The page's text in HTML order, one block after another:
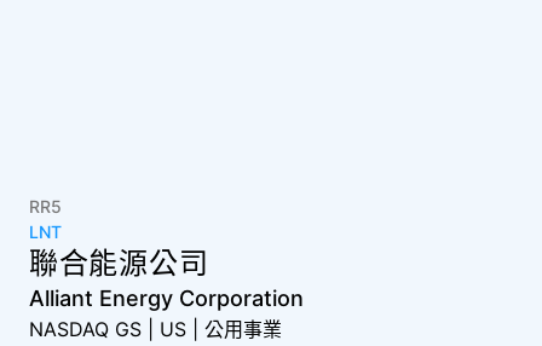
RR5
LNT
聯合能源公司
Alliant Energy Corporation
NASDAQ GS US 公用事業